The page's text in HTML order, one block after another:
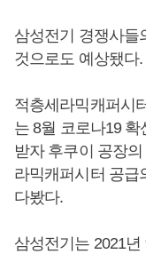
삼성전기 경쟁사들
것으로도 예상됐다.
적층세라믹캐퍼시
는 8월 코로나19
받자 후쿠이 공장
라믹캐퍼시터 공급
다봤다.
삼성전기는 2021